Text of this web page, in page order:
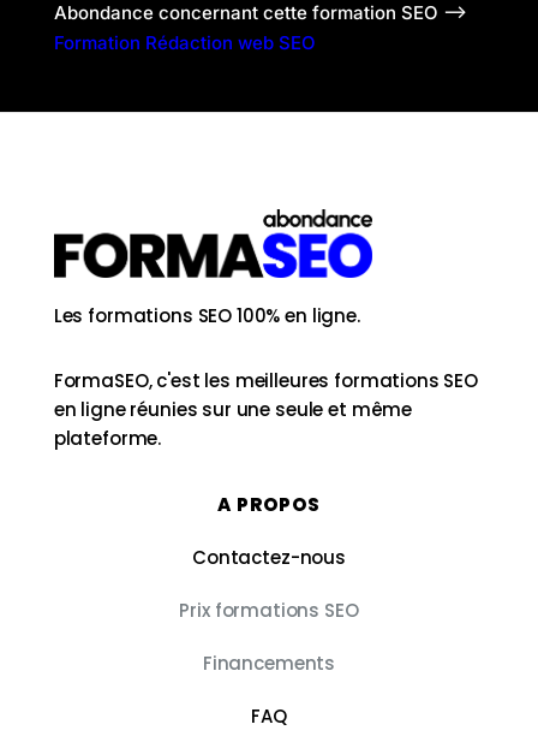
Abondance concernant cette formation SEO –>
Formation Rédaction web SEO
Les formations SEO 100% en ligne.
FormaSEO, c'est les meilleures formations SEO
en ligne réunies sur une seule et même
plateforme.
A PROPOS
Contactez-nous
Prix formations SEO
Financements
FAQ